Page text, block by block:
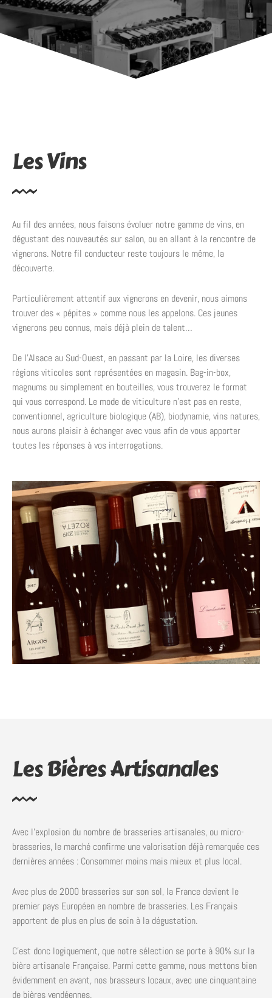
Les Vins
Au fil des années, nous faisons évoluer notre gamme de vins, en
dégustant des nouveautés sur salon, ou en allant à la rencontre de
vignerons. Notre fil conducteur reste toujours le même, la
découverte.
Particulièrement attentif aux vignerons en devenir, nous aimons
trouver des « pépites » comme nous les appelons. Ces jeunes
vignerons peu connus, mais déjà plein de talent…
De l’Alsace au Sud-Ouest, en passant par la Loire, les diverses
régions viticoles sont représentées en magasin. Bag-in-box,
magnums ou simplement en bouteilles, vous trouverez le format
qui vous correspond. Le mode de viticulture n’est pas en reste,
conventionnel, agriculture biologique (AB), biodynamie, vins natures,
nous aurons plaisir à échanger avec vous afin de vous apporter
toutes les réponses à vos interrogations.
Les Bières Artisanales
Avec l’explosion du nombre de brasseries artisanales, ou micro-
brasseries, le marché confirme une valorisation déjà remarquée ces
dernières années : Consommer moins mais mieux et plus local.
Avec plus de 2000 brasseries sur son sol, la France devient le
premier pays Européen en nombre de brasseries. Les Français
apportent de plus en plus de soin à la dégustation.
C’est donc logiquement, que notre sélection se porte à 90% sur la
bière artisanale Française. Parmi cette gamme, nous mettons bien
évidemment en avant, nos brasseurs locaux, avec une cinquantaine
de bières vendéennes.